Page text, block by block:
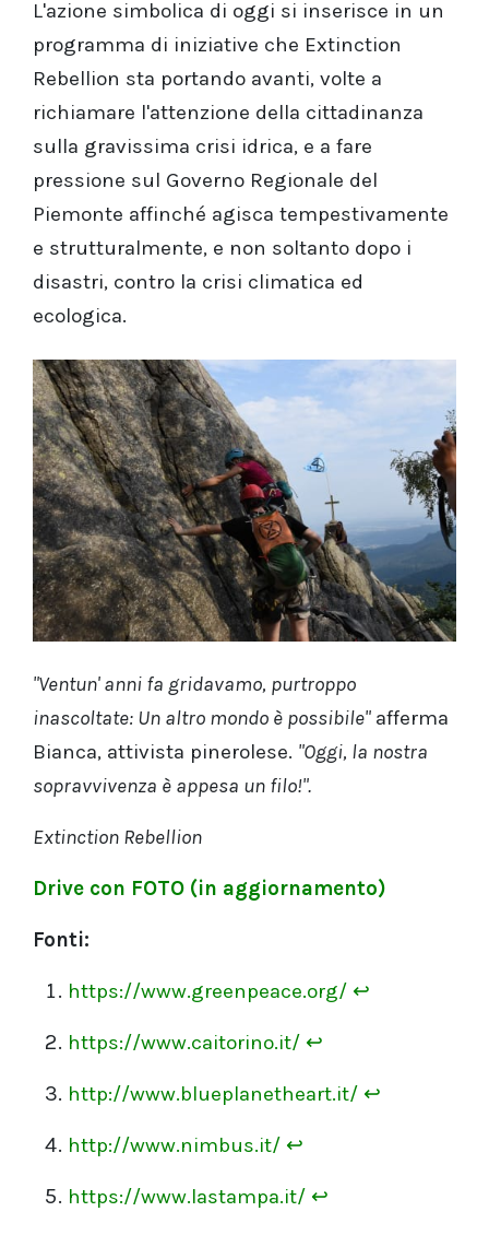
L'azione simbolica di oggi si inserisce in un
programma di iniziative che Extinction
Rebellion sta portando avanti, volte a
richiamare l'attenzione della cittadinanza
sulla gravissima crisi idrica, e a fare
pressione sul Governo Regionale del
Piemonte affinché agisca tempestivamente
e strutturalmente, e non soltanto dopo i
disastri, contro la crisi climatica ed
ecologica.
"Ventun' anni fa gridavamo, purtroppo
inascoltate: Un altro mondo è possibile"afferma
Bianca, attivista pinerolese. "Oggi, la nostra
sopravvivenza è appesa un filo!".
Extinction Rebellion
Drive con FOTO (in aggiornamento)
Fonti:
https://www.greenpeace.org/ ↩
https://www.caitorino.it/ ↩
http://www.blueplanetheart.it/ ↩
http://www.nimbus.it/ ↩
https://www.lastampa.it/ ↩